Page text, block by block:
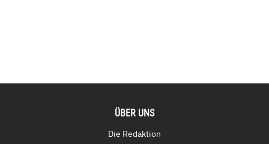
ÜBER UNS
Die Redaktion